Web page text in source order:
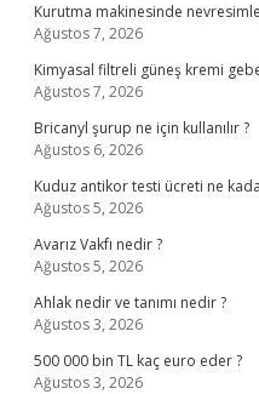
Kurutma makinesinde
Ağustos 7, 2026
Kimyasal filtreli güneş kremi
Ağustos 7, 2026
Bricanyl şurup ne için kullanılır ?
Ağustos 6, 2026
Kuduz antikor testi ücreti ne
Ağustos 5, 2026
Avarız Vakfı nedir ?
Ağustos 5, 2026
Ahlak nedir ve tanımı nedir ?
Ağustos 3, 2026
500 000 bin TL kaç euro eder ?
Ağustos 3, 2026